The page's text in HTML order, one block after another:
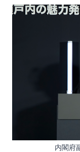
内閣府